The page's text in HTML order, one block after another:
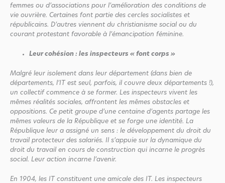
femmes ou d’associations pour l’amélioration des conditions de
vie ouvrière. Certaines font partie des cercles socialistes et
républicains. D’autres viennent du christianisme social ou du
courant protestant favorable à l’émancipation féminine.
Leur cohésion : les inspecteurs « font corps »
Malgré leur isolement dans leur département (dans bien de
départements, l’IT est seul, parfois, il couvre deux départements !),
un collectif commence à se former. Les inspecteurs vivent les
mêmes réalités sociales, affrontent les mêmes obstacles et
oppositions. Ce petit groupe d’une centaine d’agents partage les
mêmes valeurs de la République et se forge une identité. La
République leur a assigné un sens : le développement du droit du
travail protecteur des salariés. Il s’appuie sur la dynamique du
droit du travail en cours de construction qui incarne le progrès
social. Leur action incarne l’avenir.
En 1904, les IT constituent une amicale des IT. Les inspecteurs